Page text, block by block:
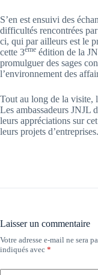
S’en est ensuivi des
difficultés rencontrées
ci, qui par ailleurs est le
cette 3ème édition de la
promulguer des sages
l’environnement des
Tout au long de la visite,
Les ambassadeurs JNJL
leurs appréciations sur
leurs projets d’entreprises.
Laisser un commentaire
Votre adresse e-mail ne sera
indiqués avec *